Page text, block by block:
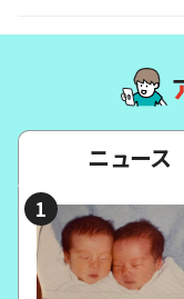
ニュース